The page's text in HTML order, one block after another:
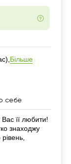
Більше
себе
її любити!
знаходжу